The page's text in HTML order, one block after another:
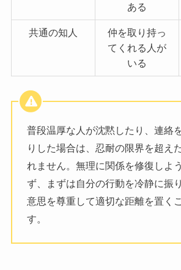
ある
共通の知人
仲を取り持っ
てくれる人が
いる
普段温厚な人が沈黙したり、連絡
りした場合は、忍耐の限界を超え
れません。無理に関係を修復しよ
ず、まずは自分の行動を冷静に振
意思を尊重して適切な距離を置く
す。